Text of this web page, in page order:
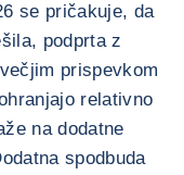
se pričakuje, da
podprta z
prispevkom
relativno
na dodatne
spodbuda